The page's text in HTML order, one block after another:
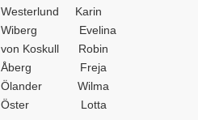
Westerlund Karin
Wiberg Evelina
von Koskull Robin
Åberg Freja
Ölander Wilma
Öster Lotta